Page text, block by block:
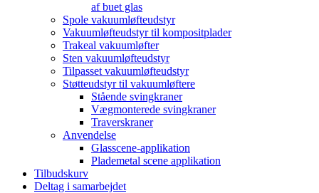
af buet glas
Spole vakuumløfteudstyr
Vakuumløfteudstyr til kompositplader
Trakeal vakuumløfter
Sten vakuumløfteudstyr
Tilpasset vakuumløfteudstyr
Støtteudstyr til vakuumløftere
Stående svingkraner
Vægmonterede svingkraner
Traverskraner
Anvendelse
Glasscene-applikation
Plademetal scene applikation
Tilbudskurv
Deltag i samarbejdet